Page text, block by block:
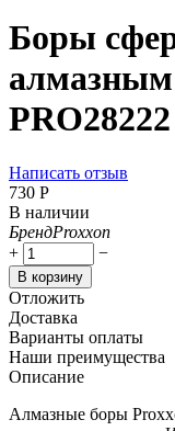
Боры
PRO28222
Написать отзыв
‍730‍ Р
В наличии
БрендProxxon
+
−
В корзину
Отложить
Доставка
Варианты оплаты
Наши преимущества
Описание
Алмазные боры